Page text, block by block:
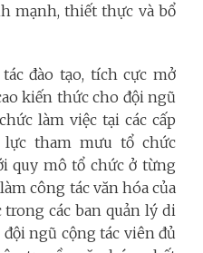
mạnh, thiết thực và bổ
đào tạo, tích cực mở
kiến thức cho đội ngũ
làm việc tại các cấp
tham mưu tổ chức
quy mô tổ chức ở từng
công tác văn hóa của
trong các ban quản lý di
ngũ cộng tác viên đủ